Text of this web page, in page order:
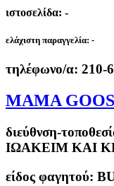
ιστοσελίδα: -
ελάχιστη παραγγελία: -
τηλέφωνο/α: 210-
MAMA
διεύθνση-
ΙΩΑΚΕΙΜ ΚΑΙ
είδος φαγητού: